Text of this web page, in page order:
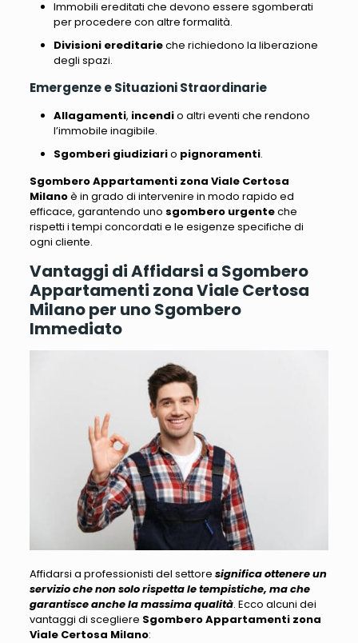
Immobili ereditati che devono essere sgomberati
per procedere con altre formalità.
Divisioni ereditarieche richiedono la liberazione
degli spazi.
Emergenze e Situazioni Straordinarie
Allagamenti, incendio altri eventi che rendono
l’immobile inagibile.
Sgomberi giudiziario pignoramenti.
Sgombero Appartamenti zona Viale Certosa
Milanoè in grado di intervenire in modo rapido ed
efficace, garantendo uno sgombero urgenteche
rispetti i tempi concordati e le esigenze specifiche di
ogni cliente.
Vantaggi di Affidarsi a Sgombero
Appartamenti zona Viale Certosa
Milano per uno Sgombero
Immediato
Affidarsi a professionisti del settore significa ottenere un
servizio che non solo rispetta le tempistiche, ma che
garantisce anche la massima qualità. Ecco alcuni dei
vantaggi di scegliere Sgombero Appartamenti zona
Viale Certosa Milano: